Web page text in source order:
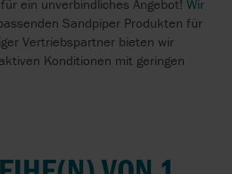
ein unverbindliches Angebot! Wir
Sandpiper Produkten für
Vertriebspartner bieten wir
Konditionen mit geringen